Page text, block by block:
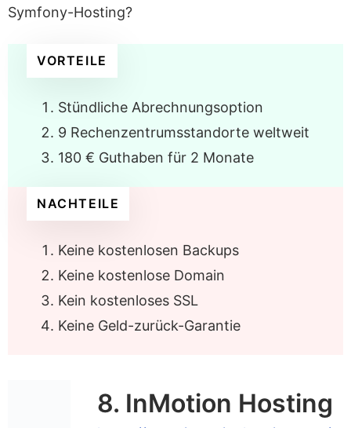
Symfony-Hosting?
VORTEILE
Stündliche Abrechnungsoption
9 Rechenzentrumsstandorte weltweit
180 € Guthaben für 2 Monate
NACHTEILE
Keine kostenlosen Backups
Keine kostenlose Domain
Kein kostenloses SSL
Keine Geld-zurück-Garantie
8. InMotion Hosting